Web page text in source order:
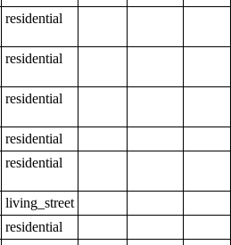
residential
residential
residential
residential
residential
living_street
residential